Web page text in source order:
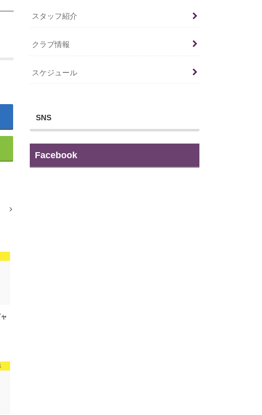
スタッフ紹介
クラブ情報
スケジュール
SNS
Facebook